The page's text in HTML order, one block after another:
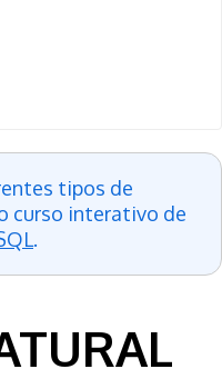
tipos de
curso interativo de
.